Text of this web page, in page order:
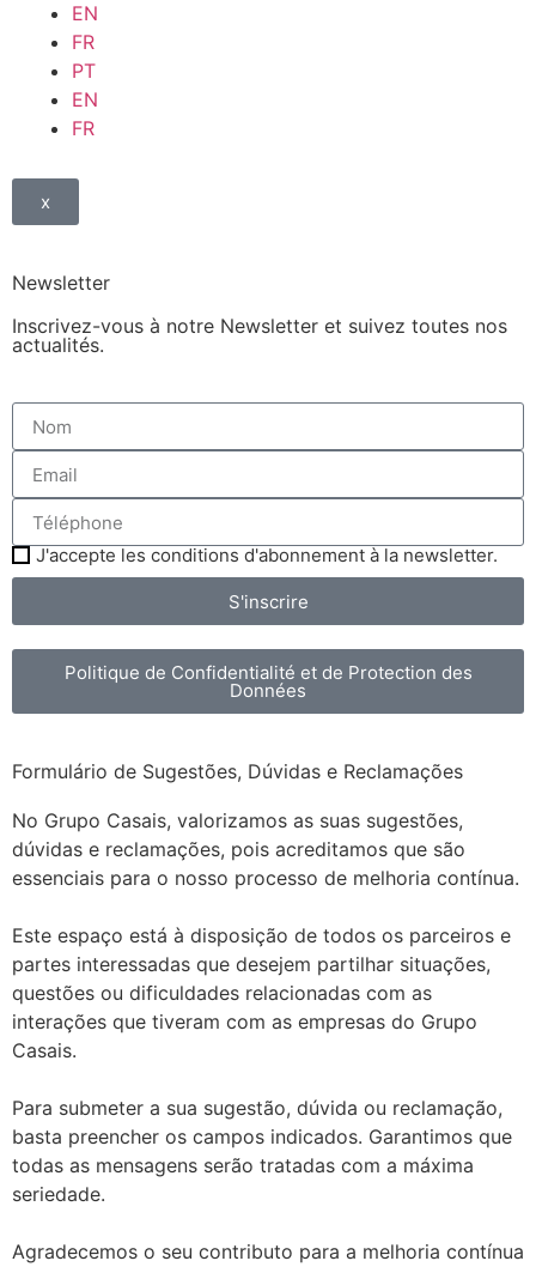
EN
FR
PT
EN
FR
x
Newsletter
Inscrivez-vous à notre Newsletter et suivez toutes nos
actualités.
J'accepte les conditions d'abonnement à la newsletter.
S'inscrire
Politique de Confidentialité et de Protection des
Données
Formulário de Sugestões, Dúvidas e Reclamações
No Grupo Casais, valorizamos as suas sugestões,
dúvidas e reclamações, pois acreditamos que são
essenciais para o nosso processo de melhoria contínua.
Este espaço está à disposição de todos os parceiros e
partes interessadas que desejem partilhar situações,
questões ou dificuldades relacionadas com as
interações que tiveram com as empresas do Grupo
Casais.
Para submeter a sua sugestão, dúvida ou reclamação,
basta preencher os campos indicados. Garantimos que
todas as mensagens serão tratadas com a máxima
seriedade.
Agradecemos o seu contributo para a melhoria contínua